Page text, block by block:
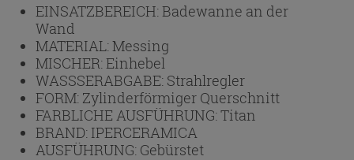
EINSATZBEREICH:Badewanne an der
Wand
MATERIAL:Messing
MISCHER:Einhebel
WASSSERABGABE: Strahlregler
FORM: Zylinderförmiger Querschnitt
FARBLICHE AUSFÜHRUNG:Titan
BRAND: IPERCERAMICA
AUSFÜHRUNG: Gebürstet